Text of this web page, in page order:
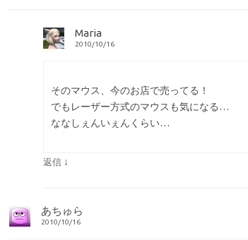
Maria
2010/10/16
そのマウス、今のお店で売ってる！
でもレーザー方式のマウスも気になる…
ななしぇんいぇんくらい…
返信 ↓
あちゅら
2010/10/16